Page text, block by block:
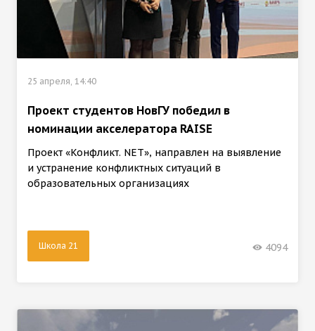
25 апреля, 14:40
Проект студентов НовГУ победил в
номинации акселератора RAISE
Проект «Конфликт. NET», направлен на выявление
и устранение конфликтных ситуаций в
образовательных организациях
Школа 21 4094